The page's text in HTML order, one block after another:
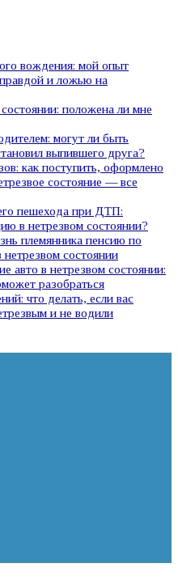
вождения: мой опыт
и ложью на
положена ли мне
могут ли быть
выпившего друга?
как поступить, оформлено
состояние — все
пешехода при ДТП:
в нетрезвом состоянии?
племянника пенсию по
состоянии
авто в нетрезвом состоянии:
разобраться
что делать, если вас
и не водили